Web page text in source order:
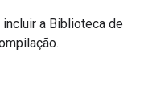
a Biblioteca de